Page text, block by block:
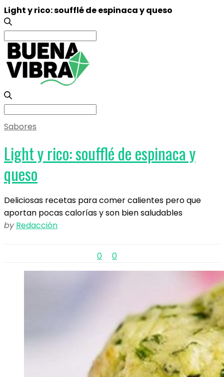
Light y rico: soufflé de espinaca y queso
Search
for:
Search
for:
Sabores
Light y rico: soufflé de espinaca y
queso
Deliciosas recetas para comer calientes pero que
aportan pocas calorías y son bien saludables
by Redacción
0 0